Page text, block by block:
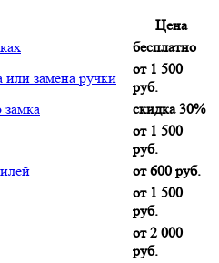
Цена
бесплатно
или замена ручки
от 1 500
руб.
замка
скидка 30%
от 1 500
руб.
от 600 руб.
от 1 500
руб.
от 2 000
руб.